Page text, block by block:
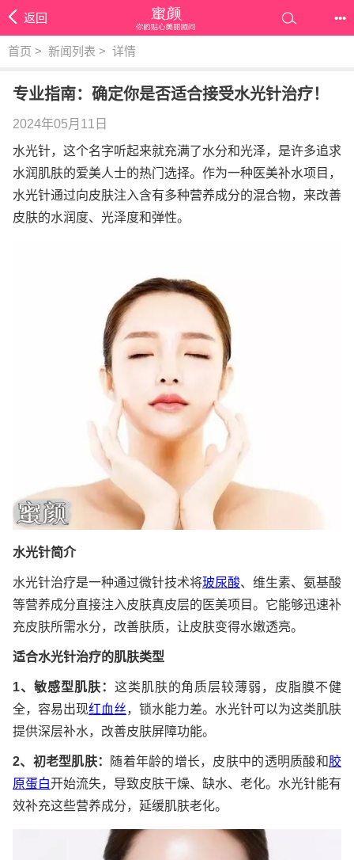
返回 •••
首页 > 新闻列表 > 详情
专业指南：确定你是否适合接受水光针治疗！
2024年05月11日
水光针，这个名字听起来就充满了水分和光泽，是许多追求
水润肌肤的爱美人士的热门选择。作为一种医美补水项目，
水光针通过向皮肤注入含有多种营养成分的混合物，来改善
皮肤的水润度、光泽度和弹性。
水光针简介
水光针治疗是一种通过微针技术将玻尿酸、维生素、氨基酸
等营养成分直接注入皮肤真皮层的医美项目。它能够迅速补
充皮肤所需水分，改善肤质，让皮肤变得水嫩透亮。
适合水光针治疗的肌肤类型
1、敏感型肌肤： 这类肌肤的角质层较薄弱，皮脂膜不健
全，容易出现红血丝，锁水能力差。水光针可以为这类肌肤
提供深层补水，改善皮肤屏障功能。
2、初老型肌肤： 随着年龄的增长，皮肤中的透明质酸和胶
原蛋白开始流失，导致皮肤干燥、缺水、老化。水光针能有
效补充这些营养成分，延缓肌肤老化。